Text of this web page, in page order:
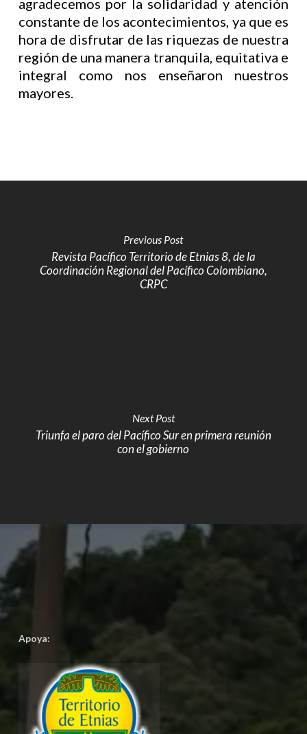
agradecemos por la solidaridad y atención
constante de los acontecimientos, ya que es
hora de disfrutar de las riquezas de nuestra
región de una manera tranquila, equitativa e
integral como nos enseñaron nuestros
mayores.
Previous Post
Revista Pacífico Territorio de Etnias 8, de la
Coordinación Regional del Pacífico Colombiano,
CRPC
Next Post
Triunfa el paro del Pacífico Sur en primera reunión
con el gobierno
Apoya: